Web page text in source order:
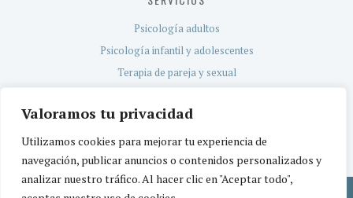
Valoramos tu privacidad
Utilizamos cookies para mejorar tu experiencia de
navegación, publicar anuncios o contenidos personalizados y
analizar nuestro tráfico. Al hacer clic en "Aceptar todo",
Psicología adultos
Psicología infantil y adolescentes
Terapia de pareja y sexual
Servicio TEA